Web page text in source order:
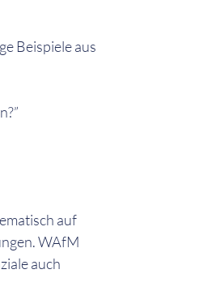
Beispiele aus
auf
WAfM
auch